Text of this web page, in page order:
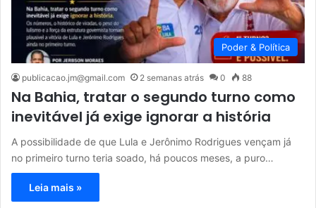
Poder & Política
publicacao.jm@gmail.com 2 semanas atrás 0 88
Na Bahia, tratar o segundo turno como
inevitável já exige ignorar a história
A possibilidade de que Lula e Jerônimo Rodrigues vençam já
no primeiro turno teria soado, há poucos meses, a puro…
Leia mais »